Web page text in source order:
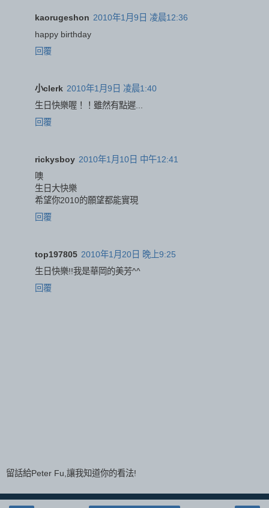
kaorugeshon 2010年1月9日 凌晨12:36
happy birthday
回覆
小clerk 2010年1月9日 凌晨1:40
生日快樂喔！！雖然有點遲...
回覆
rickysboy 2010年1月10日 中午12:41
噢
生日大快樂
希望你2010的願望都能實現
回覆
top197805 2010年1月20日 晚上9:25
生日快樂!!我是華岡的美芳^^
回覆
留話給Peter Fu,讓我知道你的看法!